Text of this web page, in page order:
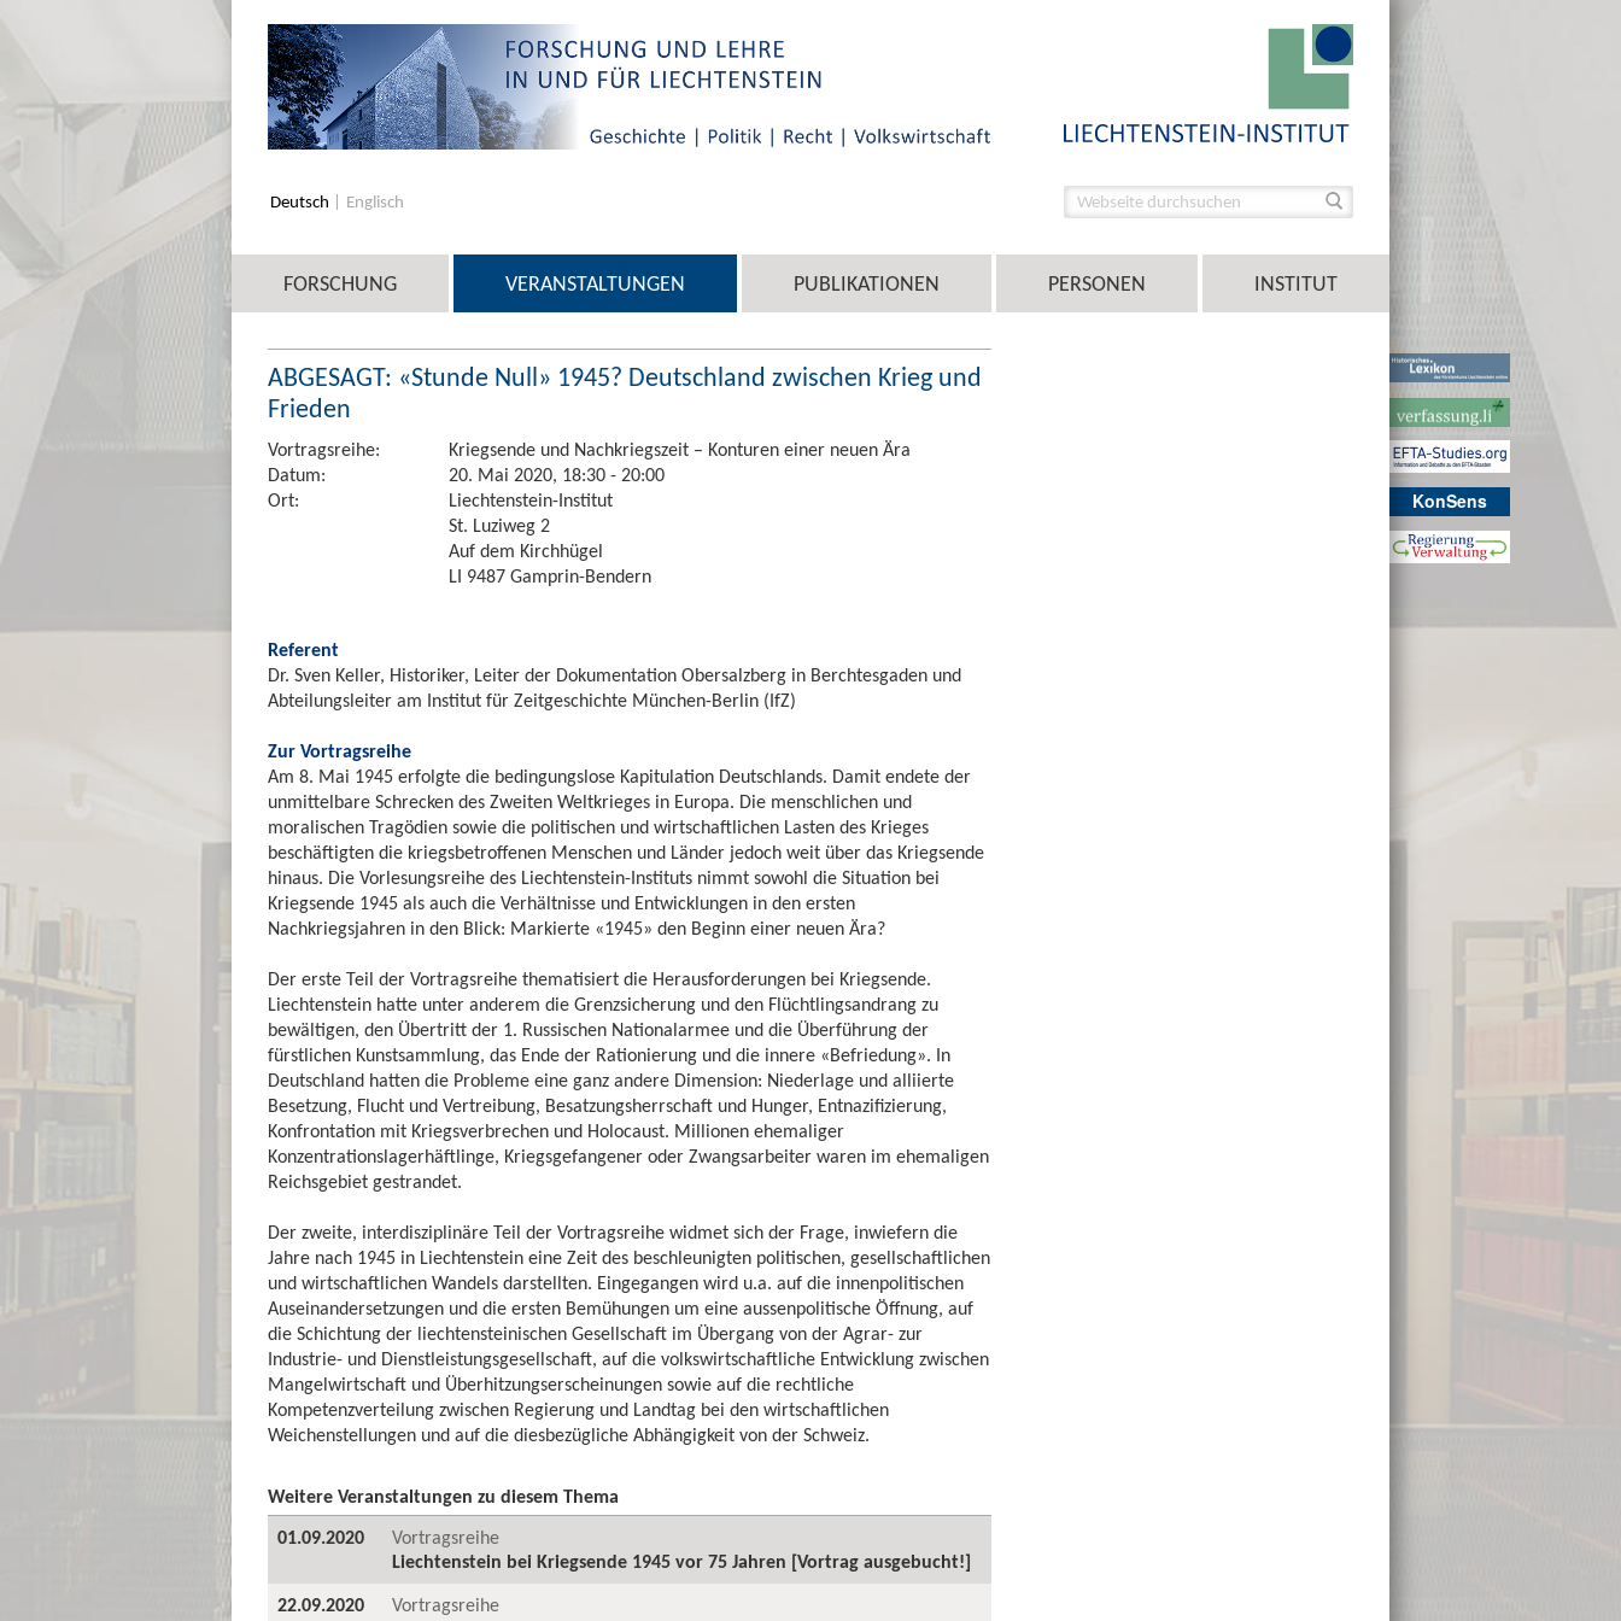
KonSens
Deutsch Englisch
FORSCHUNG VERANSTALTUNGEN PUBLIKATIONEN PERSONEN INSTITUT
ABGESAGT: «Stunde Null» 1945? Deutschland zwischen Krieg und
Frieden
Vortragsreihe:
Kriegsende und Nachkriegszeit – Konturen einer neuen Ära
Datum:
20. Mai 2020, 18:30 - 20:00
Ort:
Liechtenstein-Institut
St. Luziweg 2
Auf dem Kirchhügel
LI 9487 Gamprin-Bendern
Referent
Dr. Sven Keller, Historiker, Leiter der Dokumentation Obersalzberg in Berchtesgaden und
Abteilungsleiter am Institut für Zeitgeschichte München-Berlin (IfZ)
Zur Vortragsreihe
Am 8. Mai 1945 erfolgte die bedingungslose Kapitulation Deutschlands. Damit endete der
unmittelbare Schrecken des Zweiten Weltkrieges in Europa. Die menschlichen und
moralischen Tragödien sowie die politischen und wirtschaftlichen Lasten des Krieges
beschäftigten die kriegsbetroffenen Menschen und Länder jedoch weit über das Kriegsende
hinaus. Die Vorlesungsreihe des Liechtenstein-Instituts nimmt sowohl die Situation bei
Kriegsende 1945 als auch die Verhältnisse und Entwicklungen in den ersten
Nachkriegsjahren in den Blick: Markierte «1945» den Beginn einer neuen Ära?
Der erste Teil der Vortragsreihe thematisiert die Herausforderungen bei Kriegsende.
Liechtenstein hatte unter anderem die Grenzsicherung und den Flüchtlingsandrang zu
bewältigen, den Übertritt der 1. Russischen Nationalarmee und die Überführung der
fürstlichen Kunstsammlung, das Ende der Rationierung und die innere «Befriedung». In
Deutschland hatten die Probleme eine ganz andere Dimension: Niederlage und alliierte
Besetzung, Flucht und Vertreibung, Besatzungsherrschaft und Hunger, Entnazifizierung,
Konfrontation mit Kriegsverbrechen und Holocaust. Millionen ehemaliger
Konzentrationslagerhäftlinge, Kriegsgefangener oder Zwangsarbeiter waren im ehemaligen
Reichsgebiet gestrandet.
Der zweite, interdisziplinäre Teil der Vortragsreihe widmet sich der Frage, inwiefern die
Jahre nach 1945 in Liechtenstein eine Zeit des beschleunigten politischen, gesellschaftlichen
und wirtschaftlichen Wandels darstellten. Eingegangen wird u.a. auf die innenpolitischen
Auseinandersetzungen und die ersten Bemühungen um eine aussenpolitische Öffnung, auf
die Schichtung der liechtensteinischen Gesellschaft im Übergang von der Agrar- zur
Industrie- und Dienstleistungsgesellschaft, auf die volkswirtschaftliche Entwicklung zwischen
Mangelwirtschaft und Überhitzungserscheinungen sowie auf die rechtliche
Kompetenzverteilung zwischen Regierung und Landtag bei den wirtschaftlichen
Weichenstellungen und auf die diesbezügliche Abhängigkeit von der Schweiz.
Weitere Veranstaltungen zu diesem Thema
01.09.2020
Vortragsreihe
Liechtenstein bei Kriegsende 1945 vor 75 Jahren [Vortrag ausgebucht!]
22.09.2020
Vortragsreihe